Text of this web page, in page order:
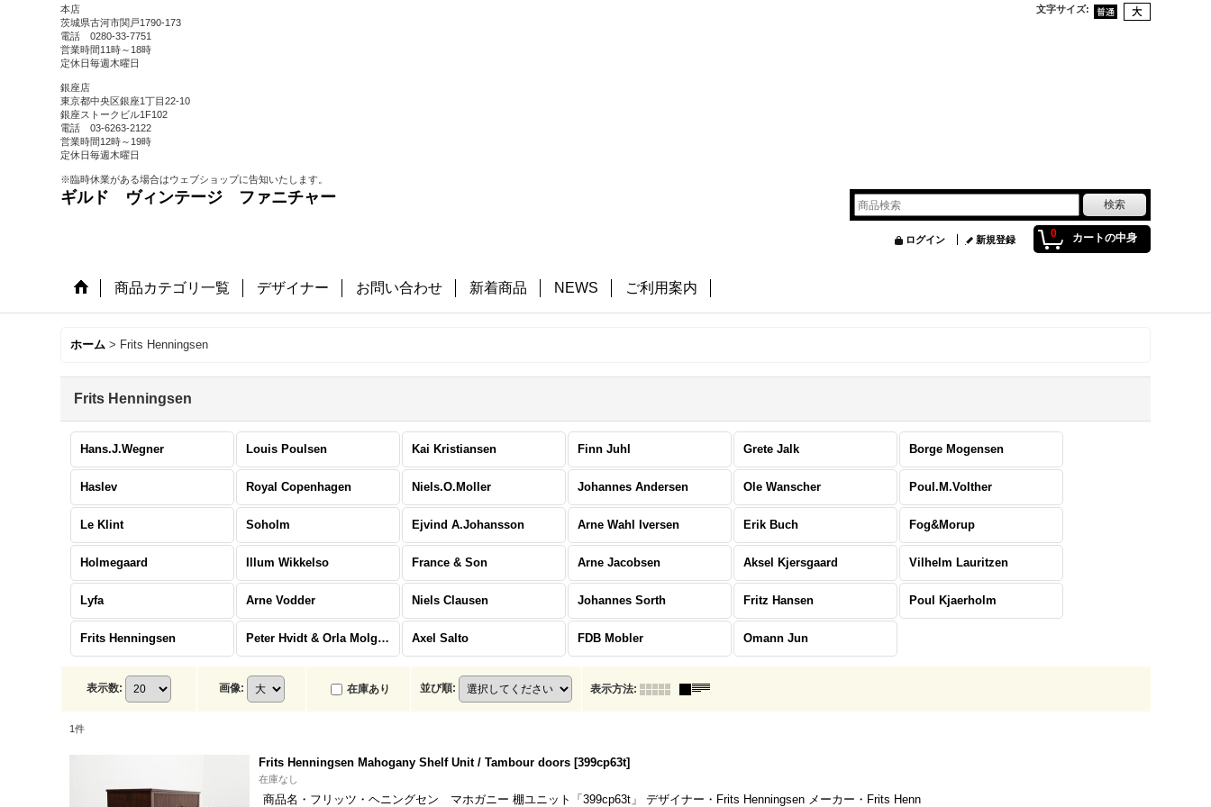
本店
茨城県古河市関戸1790-173
電話 0280-33-7751
営業時間11時～18時
定休日毎週木曜日
銀座店
東京都中央区銀座1丁目22-10
銀座ストークビル1F102
電話 03-6263-2122
営業時間12時～19時
定休日毎週木曜日
※臨時休業がある場合はウェブショップに告知いたします。
文字サイズ:
ギルド ヴィンテージ ファニチャー
0 カートの中身
ログイン 新規登録
商品カテゴリ一覧 デザイナー お問い合わせ 新着商品 NEWS ご利用案内
ホーム > Frits Henningsen
Frits Henningsen
Hans.J.Wegner Louis Poulsen Kai Kristiansen Finn Juhl Grete Jalk Borge Mogensen
Haslev Royal Copenhagen Niels.O.Moller Johannes Andersen Ole Wanscher Poul.M.Volther
Le Klint Soholm Ejvind A.Johansson Arne Wahl Iversen Erik Buch Fog&Morup
Holmegaard Illum Wikkelso France & Son Arne Jacobsen Aksel Kjersgaard Vilhelm Lauritzen
Lyfa Arne Vodder Niels Clausen Johannes Sorth Fritz Hansen Poul Kjaerholm
Frits Henningsen Peter Hvidt & Orla Molgaard Nielsen Axel Salto FDB Mobler Omann Jun
表示数: 画像: 在庫あり 並び順: 表示方法:
1件
Frits Henningsen Mahogany Shelf Unit / Tambour doors [399cp63t]
在庫なし
商品名・フリッツ・ヘニングセン マホガニー 棚ユニット「399cp63t」 デザイナー・Frits Henningsen メーカー・Frits Henn